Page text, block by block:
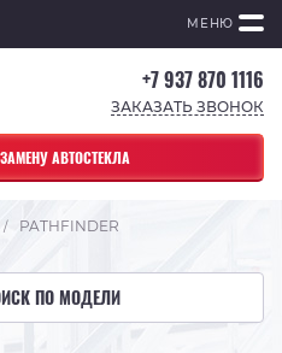
МЕНЮ
+7 937 870 1116
ЗАКАЗАТЬ ЗВОНОК
АВТОСТЕКЛА
/ PATHFINDER
ПО МОДЕЛИ